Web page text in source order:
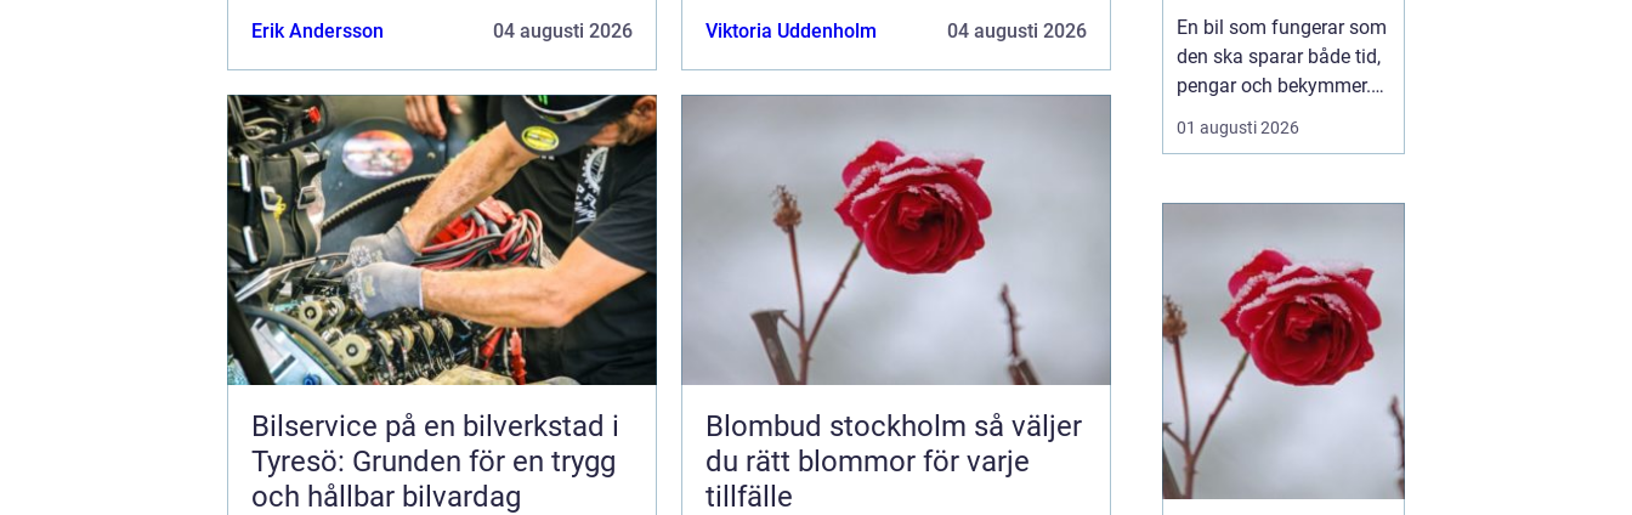
Erik Andersson 04 augusti 2026 Viktoria Uddenholm 04 augusti 2026
Bilservice på en bilverkstad i
Tyresö: Grunden för en trygg
och hållbar bilvardag
Blombud stockholm så väljer
du rätt blommor för varje
tillfälle
trygg och hållbar
bilvardag
En bil som fungerar som
den ska sparar både tid,
pengar och bekymmer.
För många förare blir
servicefrågan ändå
tills en varningslampa
känns fel. Ge...
01 augusti 2026